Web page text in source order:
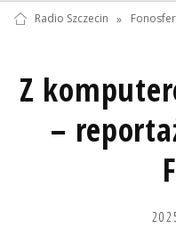
Radio Szczecin »
Z
–